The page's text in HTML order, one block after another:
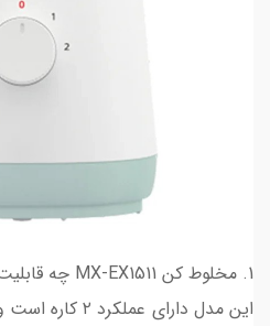
1. مخلوط کن MX-EX1511 چه قابلیت‌هایی دارد؟
این مدل دارای